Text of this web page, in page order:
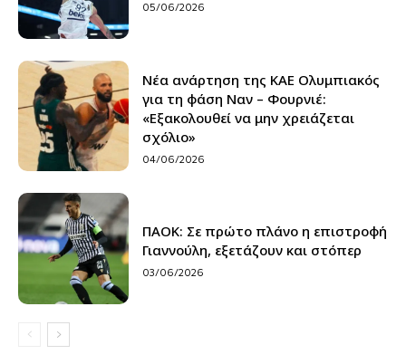
05/06/2026
Νέα ανάρτηση της ΚΑΕ Ολυμπιακός
για τη φάση Ναν – Φουρνιέ:
«Εξακολουθεί να μην χρειάζεται
σχόλιο»
04/06/2026
ΠΑΟΚ: Σε πρώτο πλάνο η επιστροφή
Γιαννούλη, εξετάζουν και στόπερ
03/06/2026